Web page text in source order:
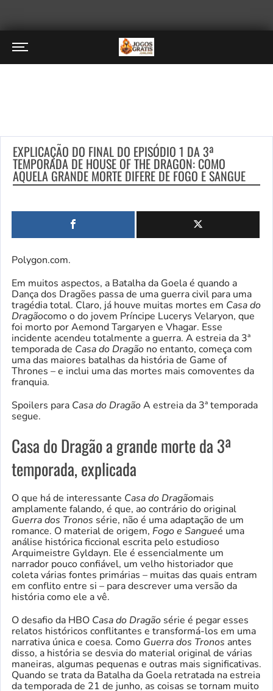
EXPLICAÇÃO DO FINAL DO EPISÓDIO 1 DA 3ª
TEMPORADA DE HOUSE OF THE DRAGON: COMO
AQUELA GRANDE MORTE DIFERE DE FOGO E SANGUE
Polygon.com.
Em muitos aspectos, a Batalha da Goela é quando a
Dança dos Dragões passa de uma guerra civil para uma
tragédia total. Claro, já houve muitas mortes em Casa do
Dragãocomo o do jovem Príncipe Lucerys Velaryon, que
foi morto por Aemond Targaryen e Vhagar. Esse
incidente acendeu totalmente a guerra. A estreia da 3ª
temporada de Casa do Dragão no entanto, começa com
uma das maiores batalhas da história de Game of
Thrones – e inclui uma das mortes mais comoventes da
franquia.
Spoilers para Casa do DragãoA estreia da 3ª temporada
segue.
Casa doDragãoa grande morte da 3ª
temporada, explicada
O que há de interessante Casa do Dragãomais
amplamente falando, é que, ao contrário do original
Guerra dos Tronos série, não é uma adaptação de um
romance. O material de origem, Fogo e Sangueé uma
análise histórica ficcional escrita pelo estudioso
Arquimeistre Gyldayn. Ele é essencialmente um
narrador pouco confiável, um velho historiador que
coleta várias fontes primárias – muitas das quais entram
em conflito entre si – para descrever uma versão da
história como ele a vê.
O desafio da HBO Casa do Dragão série é pegar esses
relatos históricos conflitantes e transformá-los em uma
narrativa única e coesa. Como Guerra dos Tronos antes
disso, a história se desvia do material original de várias
maneiras, algumas pequenas e outras mais significativas.
Quando se trata da Batalha da Goela retratada na estreia
da temporada de 21 de junho, as coisas se tornam muito